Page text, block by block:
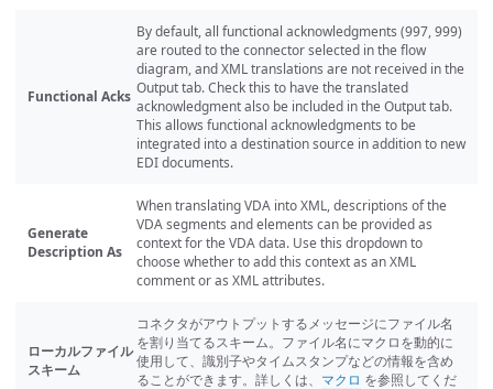
Functional Acks
By default, all functional acknowledgments (997, 999)
are routed to the connector selected in the flow
diagram, and XML translations are not received in the
Output tab. Check this to have the translated
acknowledgment also be included in the Output tab.
This allows functional acknowledgments to be
integrated into a destination source in addition to new
EDI documents.
Generate
Description As
When translating VDA into XML, descriptions of the
VDA segments and elements can be provided as
context for the VDA data. Use this dropdown to
choose whether to add this context as an XML
comment or as XML attributes.
ローカルファイル
スキーム
コネクタがアウトプットするメッセージにファイル名
を割り当てるスキーム。ファイル名にマクロを動的に
使用して、識別子やタイムスタンプなどの情報を含め
ることができます。詳しくは、 マクロ を参照してくだ